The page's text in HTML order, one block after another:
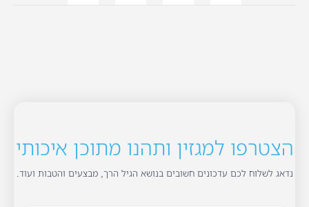
הצטרפו למגזין ותהנו מתוכן איכותי
נדאג לשלוח לכם עדכונים חשובים בנושא הגיל הרך, מבצעים והטבות ועוד.